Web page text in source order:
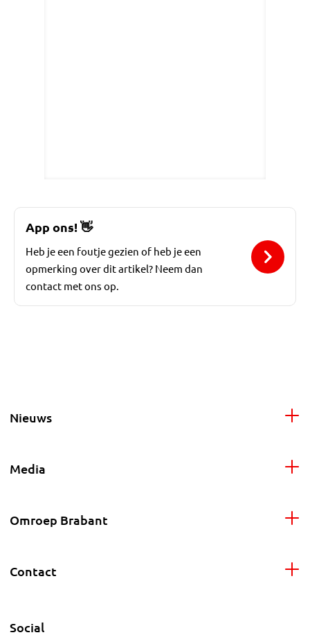
App ons!👋
Heb je een foutje gezien of heb je een
opmerking over dit artikel? Neem dan
contact met ons op.
Nieuws
Media
Omroep Brabant
Contact
Social